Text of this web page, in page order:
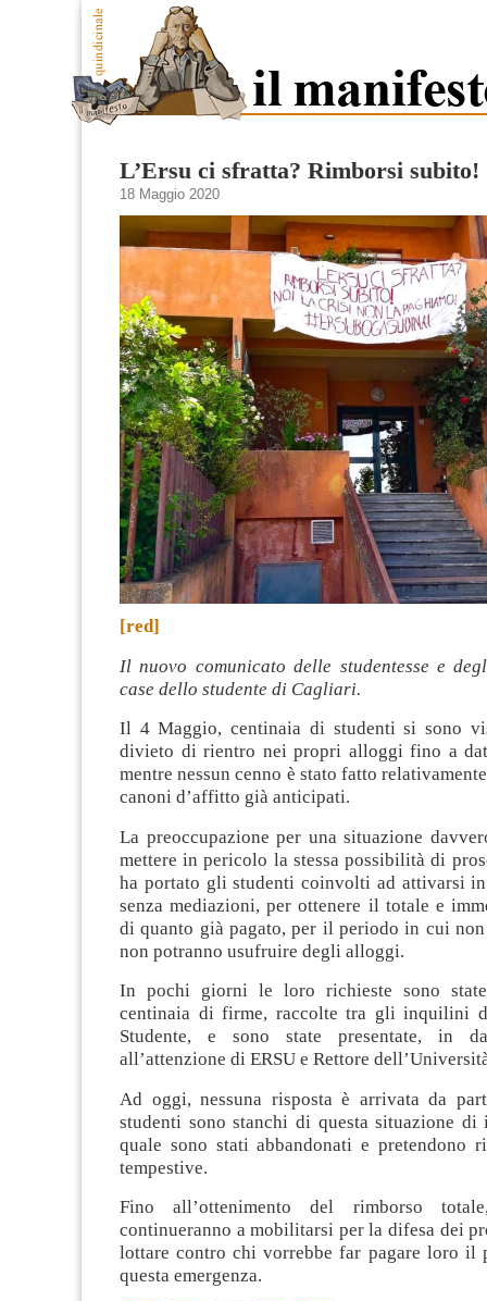
L’Ersu ci sfratta? Rimborsi subito!
18 Maggio 2020
[red]
Il nuovo comunicato delle studentesse e
case dello studente di Cagliari.
Il 4 Maggio, centinaia di studenti si sono
divieto di rientro nei propri alloggi fino a
mentre nessun cenno è stato fatto
canoni d’affitto già anticipati.
La preoccupazione per una situazione
mettere in pericolo la stessa possibilità di
ha portato gli studenti coinvolti ad attivarsi
senza mediazioni, per ottenere il totale e
di quanto già pagato, per il periodo in cui
non potranno usufruire degli alloggi.
In pochi giorni le loro richieste sono
centinaia di firme, raccolte tra gli inquilini
Studente, e sono state presentate, in
all’attenzione di ERSU e Rettore
Ad oggi, nessuna risposta è arrivata da
studenti sono stanchi di questa situazione di
quale sono stati abbandonati e pretendono
tempestive.
Fino all’ottenimento del rimborso
continueranno a mobilitarsi per la difesa dei
lottare contro chi vorrebbe far pagare loro il
questa emergenza.